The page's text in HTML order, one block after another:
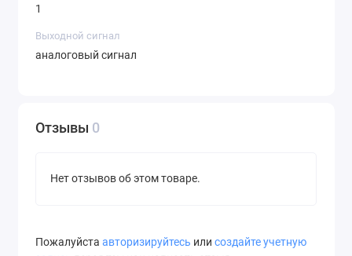
1
Выходной сигнал
аналоговый сигнал
Отзывы 0
Нет отзывов об этом товаре.
Пожалуйста авторизируйтесь или создайте учетную